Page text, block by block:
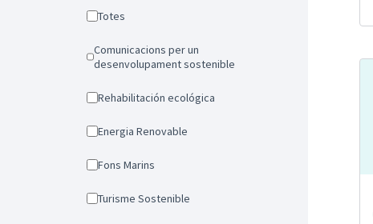
Totes
Comunicacions per un
desenvolupament sostenible
Rehabilitación ecológica
Energia Renovable
Fons Marins
Turisme Sostenible